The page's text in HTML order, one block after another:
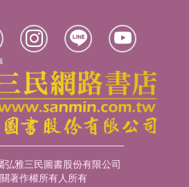
弘雅三民圖書股份有限公司
著作權所有人所有